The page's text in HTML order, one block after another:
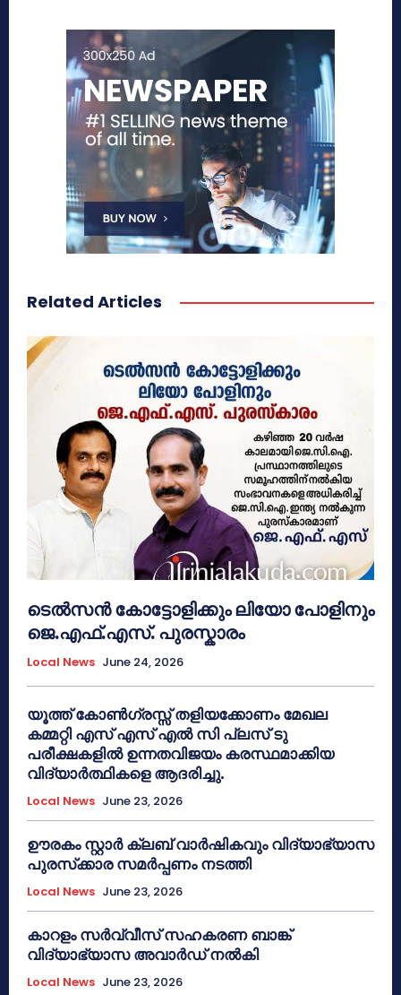
Related Articles
ടെൽസൻ കോട്ടോളിക്കും ലിയോ പോളിനും
ജെ.എഫ്.എസ്. പുരസ്കാരം
Local News June 24, 2026
യൂത്ത് കോൺഗ്രസ്സ് തളിയക്കോണം മേഖല
കമ്മറ്റി എസ് എസ് എൽ സി പ്ലസ് ടു
പരീക്ഷകളിൽ ഉന്നതവിജയം കരസ്ഥമാക്കിയ
വിദ്യാർത്ഥികളെ ആദരിച്ചു.
Local News June 23, 2026
ഊരകം സ്റ്റാർ ക്ലബ് വാർഷികവും വിദ്യാഭ്യാസ
പുരസ്‌ക്കാര സമർപ്പണം നടത്തി
Local News June 23, 2026
കാറളം സർവ്വീസ് സഹകരണ ബാങ്ക്
വിദ്യാഭ്യാസ അവാർഡ് നൽകി
Local News June 23, 2026